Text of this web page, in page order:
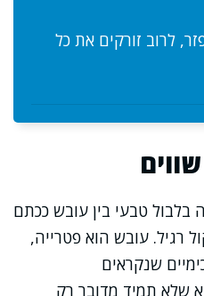
לרוב זורקים את כל
בלבול טבעי בין עובש ככתם
רגיל. עובש הוא פטרייה,
שנקראים
שלא תמיד מדובר רק